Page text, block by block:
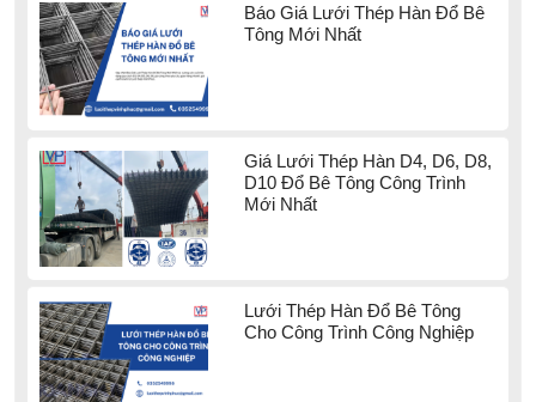
Báo Giá Lưới Thép Hàn Đổ Bê
Tông Mới Nhất
Giá Lưới Thép Hàn D4, D6, D8,
D10 Đổ Bê Tông Công Trình
Mới Nhất
Lưới Thép Hàn Đổ Bê Tông
Cho Công Trình Công Nghiệp